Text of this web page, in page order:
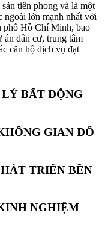
tiên phong và là một
ngoài lớn mạnh nhất với
phố Hồ Chí Minh, bao
án dân cư, trung tâm
căn hộ dịch vụ đạt
BẤT ĐỘNG
GIAN ĐÔ
TRIỂN BỀN
NGHIỆM